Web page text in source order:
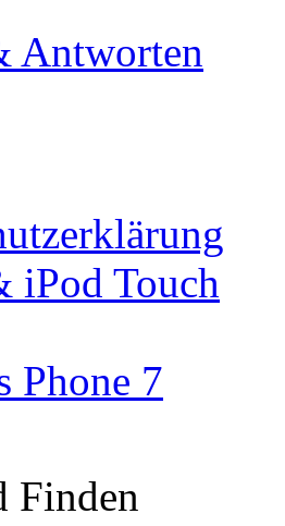
Antworten
iPod Touch
Phone 7
Finden